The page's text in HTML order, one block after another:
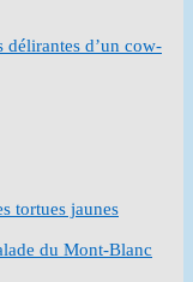
délirantes d’un cow-
tortues jaunes
du Mont-Blanc